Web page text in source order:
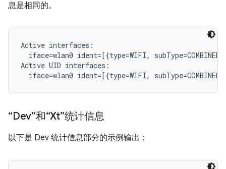
息是相同的。
Active interfaces:
iface=wlan0 ident=[{type=WIFI,
Active UID interfaces:
“Dev”和“Xt”统计信息
以下是 Dev 统计信息部分的示例输出：